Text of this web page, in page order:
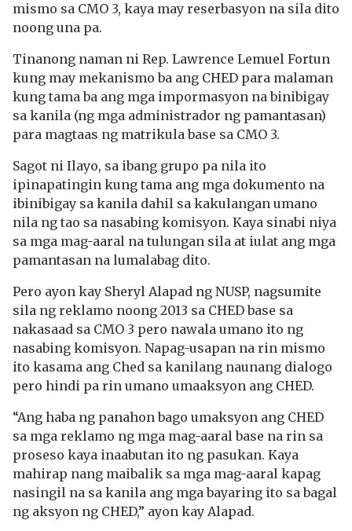
mismo sa CMO 3, kaya may reserbasyon na sila dito
noong una pa.
Tinanong naman ni Rep. Lawrence Lemuel Fortun
kung may mekanismo ba ang CHED para malaman
kung tama ba ang mga impormasyon na binibigay
sa kanila (ng mga administrador ng pamantasan)
para magtaas ng matrikula base sa CMO 3.
Sagot ni Ilayo, sa ibang grupo pa nila ito
ipinapatingin kung tama ang mga dokumento na
ibinibigay sa kanila dahil sa kakulangan umano
nila ng tao sa nasabing komisyon. Kaya sinabi niya
sa mga mag-aaral na tulungan sila at iulat ang mga
pamantasan na lumalabag dito.
Pero ayon kay Sheryl Alapad ng NUSP, nagsumite
sila ng reklamo noong 2013 sa CHED base sa
nakasaad sa CMO 3 pero nawala umano ito ng
nasabing komisyon. Napag-usapan na rin mismo
ito kasama ang Ched sa kanilang naunang dialogo
pero hindi pa rin umano umaaksyon ang CHED.
“Ang haba ng panahon bago umaksyon ang CHED
sa mga reklamo ng mga mag-aaral base na rin sa
proseso kaya inaabutan ito ng pasukan. Kaya
mahirap nang maibalik sa mga mag-aaral kapag
nasingil na sa kanila ang mga bayaring ito sa bagal
ng aksyon ng CHED,” ayon kay Alapad.